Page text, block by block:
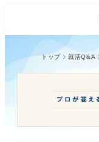
トップ 就活Q&A